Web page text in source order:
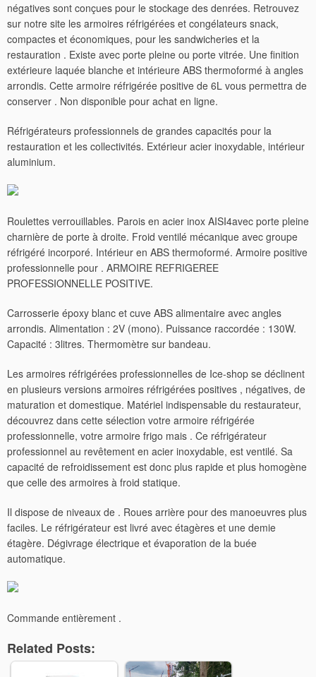
négatives sont conçues pour le stockage des denrées. Retrouvez
sur notre site les armoires réfrigérées et congélateurs snack,
compactes et économiques, pour les sandwicheries et la
restauration . Existe avec porte pleine ou porte vitrée. Une finition
extérieure laquée blanche et intérieure ABS thermoformé à angles
arrondis. Cette armoire réfrigérée positive de 6L vous permettra de
conserver . Non disponible pour achat en ligne.
Réfrigérateurs professionnels de grandes capacités pour la
restauration et les collectivités. Extérieur acier inoxydable, intérieur
aluminium.
Roulettes verrouillables. Parois en acier inox AISI4avec porte pleine
charnière de porte à droite. Froid ventilé mécanique avec groupe
réfrigéré incorporé. Intérieur en ABS thermoformé. Armoire positive
professionnelle pour . ARMOIRE REFRIGEREE
PROFESSIONNELLE POSITIVE.
Carrosserie époxy blanc et cuve ABS alimentaire avec angles
arrondis. Alimentation : 2V (mono). Puissance raccordée : 130W.
Capacité : 3litres. Thermomètre sur bandeau.
Les armoires réfrigérées professionnelles de Ice-shop se déclinent
en plusieurs versions armoires réfrigérées positives , négatives, de
maturation et domestique. Matériel indispensable du restaurateur,
découvrez dans cette sélection votre armoire réfrigérée
professionnelle, votre armoire frigo mais . Ce réfrigérateur
professionnel au revêtement en acier inoxydable, est ventilé. Sa
capacité de refroidissement est donc plus rapide et plus homogène
que celle des armoires à froid statique.
Il dispose de niveaux de . Roues arrière pour des manoeuvres plus
faciles. Le réfrigérateur est livré avec étagères et une demie
étagère. Dégivrage électrique et évaporation de la buée
automatique.
Commande entièrement .
Related Posts: